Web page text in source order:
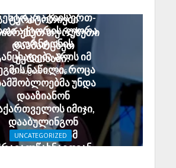
ტერიტორიები
თუ რუსეთი
დაამარცხეთ
უკრაინაში?
August 8, 2026
ერთ-
აქტორის, ლორა
თორნტონის
არის იმ
ნაწილი, როცა
უნდა
დააზიანონ
იმიჯი,
დააბულინგონ
ტურისტები; ამ
UNCATEGORIZED